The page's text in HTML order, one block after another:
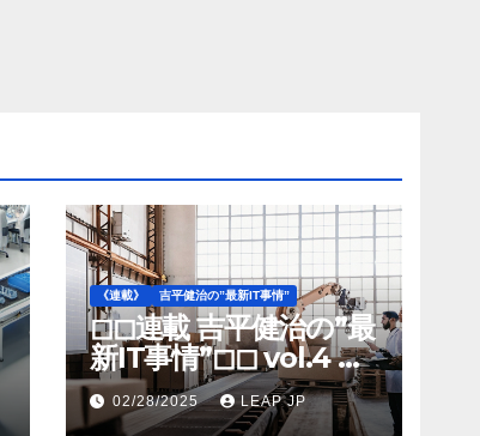
《連載》 吉平健治の”最新IT事情”
◻︎◻︎連載 吉平健治の”最
新IT事情”◻︎◻︎ vol.4 AI
導入が変革を加速する
米国製造業の最前線
02/28/2025 LEAP JP